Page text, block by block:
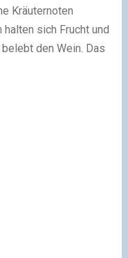
Kräuternoten
halten sich Frucht und
den Wein. Das